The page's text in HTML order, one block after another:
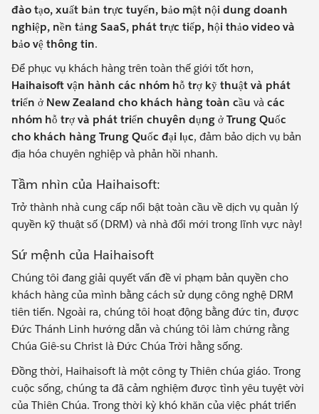
đào tạo, xuất bản trực tuyến, bảo mật nội dung doanh
nghiệp, nền tảng SaaS, phát trực tiếp, hội thảo video và
bảo vệ thông tin.
Để phục vụ khách hàng trên toàn thế giới tốt hơn,
Haihaisoft vận hành các nhóm hỗ trợ kỹ thuật và phát
triển ở New Zealand cho khách hàng toàn cầu và các
nhóm hỗ trợ và phát triển chuyên dụng ở Trung Quốc
cho khách hàng Trung Quốc đại lục, đảm bảo dịch vụ bản
địa hóa chuyên nghiệp và phản hồi nhanh.
Tầm nhìn của Haihaisoft:
Trở thành nhà cung cấp nổi bật toàn cầu về dịch vụ quản lý
quyền kỹ thuật số (DRM) và nhà đổi mới trong lĩnh vực này!
Sứ mệnh của Haihaisoft
Chúng tôi đang giải quyết vấn đề vi phạm bản quyền cho
khách hàng của mình bằng cách sử dụng công nghệ DRM
tiên tiến. Ngoài ra, chúng tôi hoạt động bằng đức tin, được
Đức Thánh Linh hướng dẫn và chúng tôi làm chứng rằng
Chúa Giê-su Christ là Đức Chúa Trời hằng sống.
Đồng thời, Haihaisoft là một công ty Thiên chúa giáo. Trong
cuộc sống, chúng ta đã cảm nghiệm được tình yêu tuyệt vời
của Thiên Chúa. Trong thời kỳ khó khăn của việc phát triển